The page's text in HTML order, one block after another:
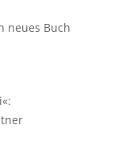
neues Buch